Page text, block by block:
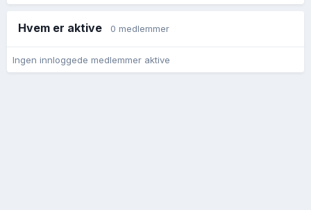
Hvem er aktive 0 medlemmer
Ingen innloggede medlemmer aktive